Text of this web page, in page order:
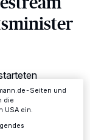
und
aufgeführten
Inhalte und
Sie. Sie können
Sie auf den Link
Webseite klicken.
Seiten und
die
USA ein.